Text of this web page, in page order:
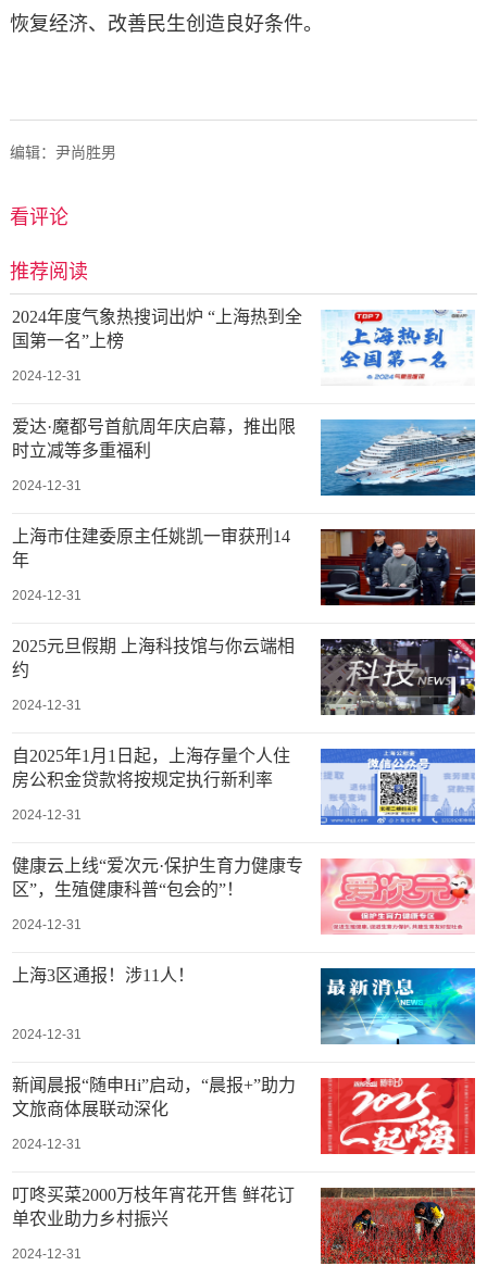
恢复经济、改善民生创造良好条件。
编辑：尹尚胜男
看评论
推荐阅读
2024年度气象热搜词出炉 “上海热到全
国第一名”上榜
2024-12-31
爱达·魔都号首航周年庆启幕，推出限
时立减等多重福利
2024-12-31
上海市住建委原主任姚凯一审获刑14
年
2024-12-31
2025元旦假期 上海科技馆与你云端相
约
2024-12-31
自2025年1月1日起，上海存量个人住
房公积金贷款将按规定执行新利率
2024-12-31
健康云上线“爱次元·保护生育力健康专
区”，生殖健康科普“包会的”！
2024-12-31
上海3区通报！涉11人！
2024-12-31
新闻晨报“随申Hi”启动，“晨报+”助力
文旅商体展联动深化
2024-12-31
叮咚买菜2000万枝年宵花开售 鲜花订
单农业助力乡村振兴
2024-12-31